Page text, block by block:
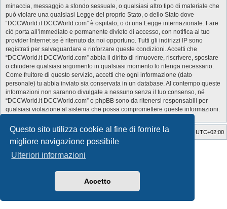
Questo sito utilizza cookie al fine di fornire la
migliore navigazione possibile
Ulteriori informazioni
Accetto
minaccia, messaggio a sfondo sessuale, o qualsiasi altro tipo di materiale che
può violare una qualsiasi Legge del proprio Stato, o dello Stato dove
“DCCWorld.it DCCWorld.com” è ospitato, o di una Legge internazionale. Fare
ciò porta all’immediato e permanente divieto di accesso, con notifica al tuo
provider Internet se è ritenuto da noi opportuno. Tutti gli indirizzi IP sono
registrati per salvaguardare e rinforzare queste condizioni. Accetti che
“DCCWorld.it DCCWorld.com” abbia il diritto di rimuovere, riscrivere, spostare
o chiudere qualsiasi argomento in qualsiasi momento lo ritenga necessario.
Come fruitore di questo servizio, accetti che ogni informazione (dato
personale) tu abbia inviato sia conservata in un database. Al contempo queste
informazioni non saranno divulgate a nessuno senza il tuo consenso, né
“DCCWorld.it DCCWorld.com” o phpBB sono da ritenersi responsabili per
qualsiasi violazione al sistema che possa compromettere queste informazioni.
Indice Tutti gli orari sono UTC+02:00
Cancella cookie
Style Developer by ©
Creato daphpBB
Privacy|Condizioni